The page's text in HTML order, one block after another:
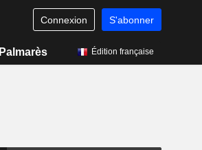
Connexion S'abonner
Palmarès Édition française